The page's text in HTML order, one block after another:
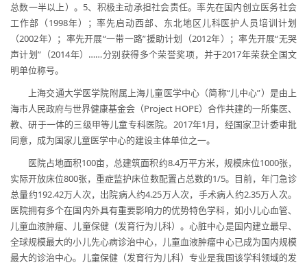
总数一半以上）。5、积极主动承担社会责任。率先在国内创立医务社会
工作部（1998年）；率先启动西部、东北地区儿科医护人员培训计划
（2002年）；率先开展“一带一路”援助计划（2012年）；率先开展“无哭
声计划”（2014年）……分别获得多个荣誉奖项，并于2017年荣获全国文
明单位称号。
上海交通大学医学院附属上海儿童医学中心（简称“儿中心”）是由上
海市人民政府与世界健康基金会（Project HOPE）合作共建的一所集医、
教、研于一体的三级甲等儿童专科医院。2017年1月，经国家卫计委审批
同意，成为国家儿童医学中心的建设主体单位之一。
医院占地面积100亩，总建筑面积约8.4万平方米，规模床位1000张，
实际开放床位800张，重症监护床位数配置占总数的1/5。目前，年门急诊
总量约192.42万人次，出院病人约4.25万人次，手术病人约2.35万人次。
医院拥有多个在国内外具有重要影响力的优势特色学科，如小儿心血管、
儿童血液肿瘤、儿童保健（发育行为儿科）。心脏中心是国内建立最早、
全球规模最大的小儿先心病诊治中心，儿童血液肿瘤中心已成为国内规模
最大的诊治中心。儿童保健（发育行为儿科）专业是我国该学科领域的发